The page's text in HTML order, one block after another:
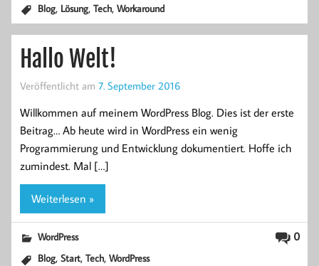
Blog, Lösung,Tech,Workaround
Hallo Welt!
Veröffentlicht am 7. September 2016
Willkommen auf meinem WordPress Blog. Dies ist der erste
Beitrag… Ab heute wird in WordPress ein wenig
Programmierung und Entwicklung dokumentiert. Hoffe ich
zumindest. Mal […]
Weiterlesen »
0
WordPress
Blog,Start,Tech,WordPress